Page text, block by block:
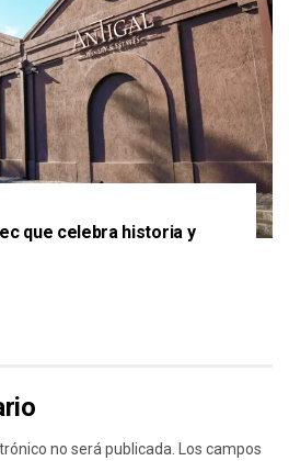
que celebra historia y
no será publicada. Los campos